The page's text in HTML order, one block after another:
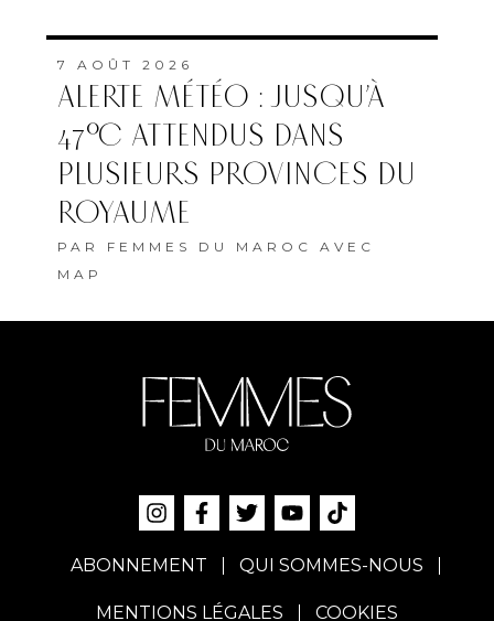
7 AOÛT 2026
ALERTE MÉTÉO : JUSQU’À
47°C ATTENDUS DANS
PLUSIEURS PROVINCES DU
ROYAUME
PAR FEMMES DU MAROC AVEC
MAP
ABONNEMENT QUI SOMMES-NOUS
MENTIONS LÉGALES COOKIES